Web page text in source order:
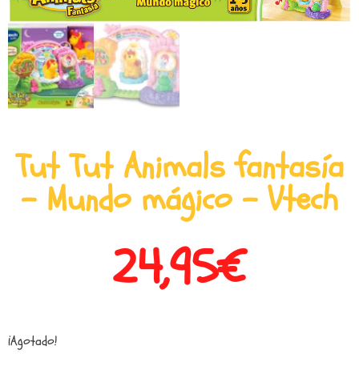
Tut Tut Animals fantasía
– Mundo mágico – Vtech
24,95€
¡Agotado!